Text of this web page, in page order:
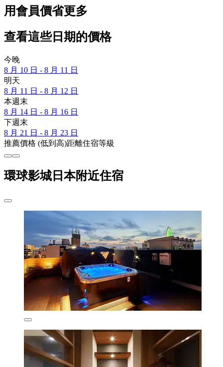
用會員價省更多
查看這些日期的價格
今晚
8 月 10 日 - 8 月 11 日
明天
8 月 11 日 - 8 月 12 日
本週末
8 月 14 日 - 8 月 16 日
下週末
8 月 21 日 - 8 月 23 日
推薦價格 (低到高)距離住宿等級
環球影城日本附近住宿